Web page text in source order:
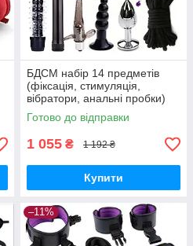
БДСМ набір 14 предметів
(фіксація, стимуляція,
вібратори, анальні пробки)
Чорний
Готово до відправки
1 055 ₴ 1 192 ₴
Купити
–11%